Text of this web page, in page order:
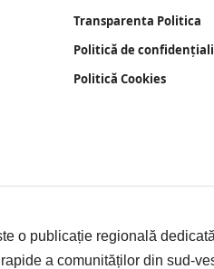
Transparenta Politica
Politică de
Politică Cookies
o publicație regională dedicată
a comunităților din sud-